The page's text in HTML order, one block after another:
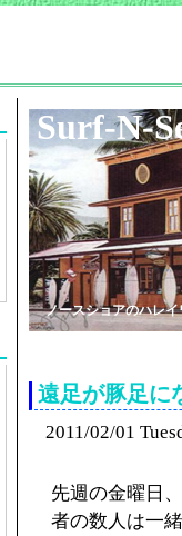
Surf-N-
ノースショアのハレ
遠足が豚足に
2011/02/01
先週の金曜日
者の数人は一